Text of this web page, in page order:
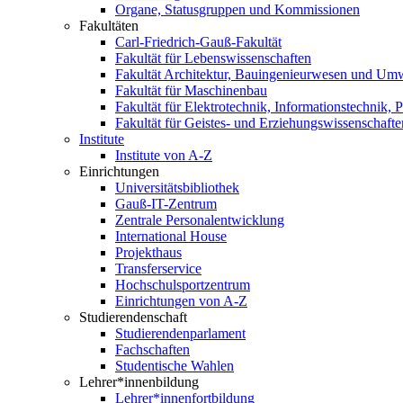
Organe, Statusgruppen und Kommissionen
Fakultäten
Carl-Friedrich-Gauß-Fakultät
Fakultät für Lebenswissenschaften
Fakultät Architektur, Bauingenieurwesen und
Fakultät für Maschinenbau
Fakultät für Elektrotechnik, Informationstechnik,
Fakultät für Geistes- und
Institute
Institute von A-Z
Einrichtungen
Universitätsbibliothek
Gauß-IT-Zentrum
Zentrale Personalentwicklung
International House
Projekthaus
Transferservice
Hochschulsportzentrum
Einrichtungen von A-Z
Studierendenschaft
Studierendenparlament
Fachschaften
Studentische Wahlen
Lehrer*innenbildung
Lehrer*innenfortbildung